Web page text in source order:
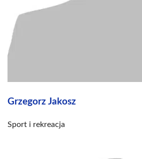
Grzegorz Jakosz
Sport i rekreacja